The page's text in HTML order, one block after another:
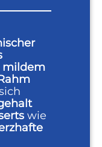
mildem
wie